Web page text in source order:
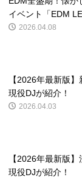
イベント「EDM
2026.04.08
【2026年最新版
現役DJが紹介！
2026.04.03
【2026年最新版
現役DJが紹介！